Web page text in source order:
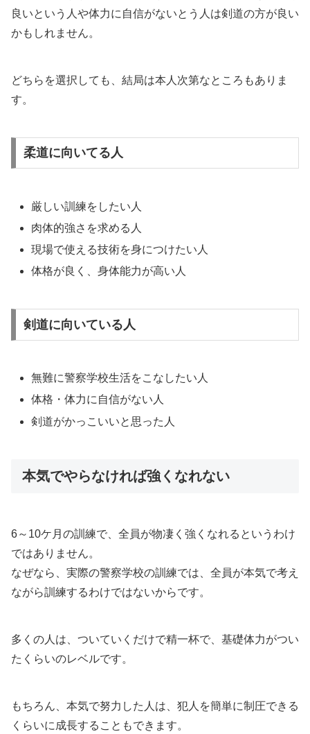
良いという人や体力に自信がないとう人は剣道の方が良い
かもしれません。
どちらを選択しても、結局は本人次第なところもありま
す。
柔道に向いてる人
厳しい訓練をしたい人
肉体的強さを求める人
現場で使える技術を身につけたい人
体格が良く、身体能力が高い人
剣道に向いている人
無難に警察学校生活をこなしたい人
体格・体力に自信がない人
剣道がかっこいいと思った人
本気でやらなければ強くなれない
6～10ケ月の訓練で、全員が物凄く強くなれるというわけ
ではありません。
なぜなら、実際の警察学校の訓練では、全員が本気で考え
ながら訓練するわけではないからです。
多くの人は、ついていくだけで精一杯で、基礎体力がつい
たくらいのレベルです。
もちろん、本気で努力した人は、犯人を簡単に制圧できる
くらいに成長することもできます。